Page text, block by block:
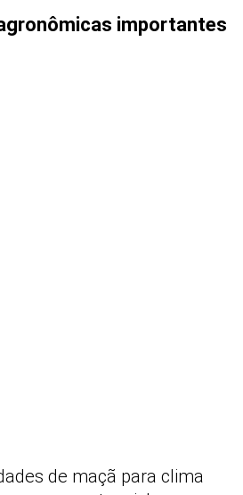
importantes
de maçã para clima